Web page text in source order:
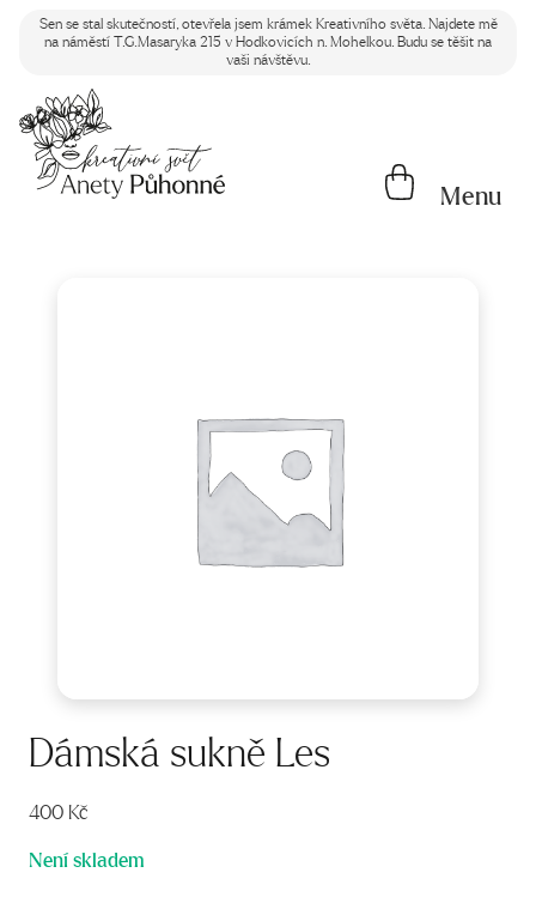
Sen se stal skutečností, otevřela jsem krámek Kreativního světa. Najdete mě
na náměstí T.G.Masaryka 215 v Hodkovicích n. Mohelkou. Budu se těšit na
vaši návštěvu.
Menu
Dámská sukně Les
400 Kč
Není skladem